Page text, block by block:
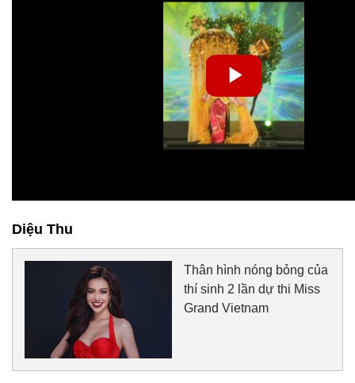
Diệu Thu
Thân hình nóng bỏng của
thí sinh 2 lần dự thi Miss
Grand Vietnam